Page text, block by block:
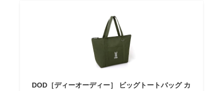
DOD［ディーオーディー］ ビッグトートバッグ カ